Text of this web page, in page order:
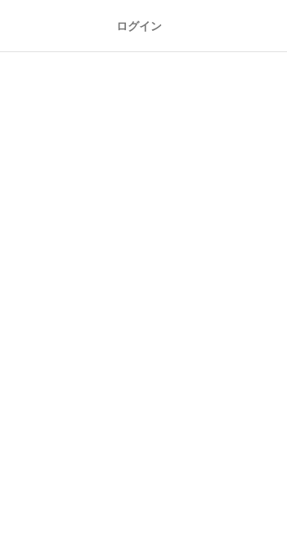
ログイン